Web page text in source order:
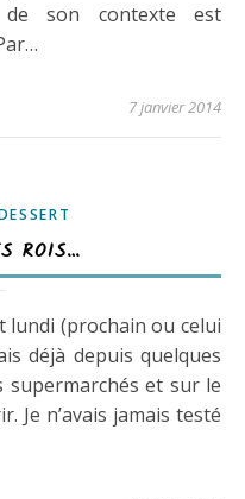
son contexte est
7 janvier 2014
ROIS…
déjà depuis quelques
supermarchés et sur le
Je n’avais jamais testé